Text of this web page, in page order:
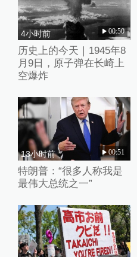
4小时前 00:50
历史上的今天｜1945年8
月9日，原子弹在长崎上
空爆炸
13小时前 00:51
特朗普：“很多人称我是
最伟大总统之一”